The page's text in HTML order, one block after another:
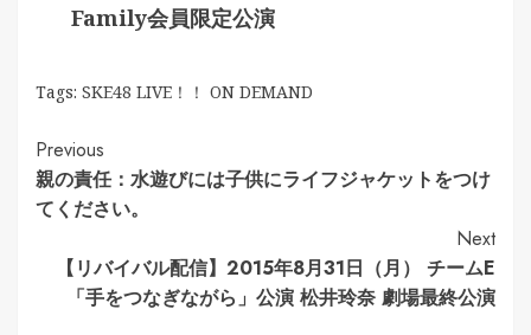
Family会員限定公演
Tags: SKE48 LIVE！！ ON DEMAND
Continue
Reading
Previous
親の責任：水遊びには子供にライフジャケットをつけ
てください。
Next
【リバイバル配信】2015年8月31日（月） チームE
「手をつなぎながら」公演 松井玲奈 劇場最終公演